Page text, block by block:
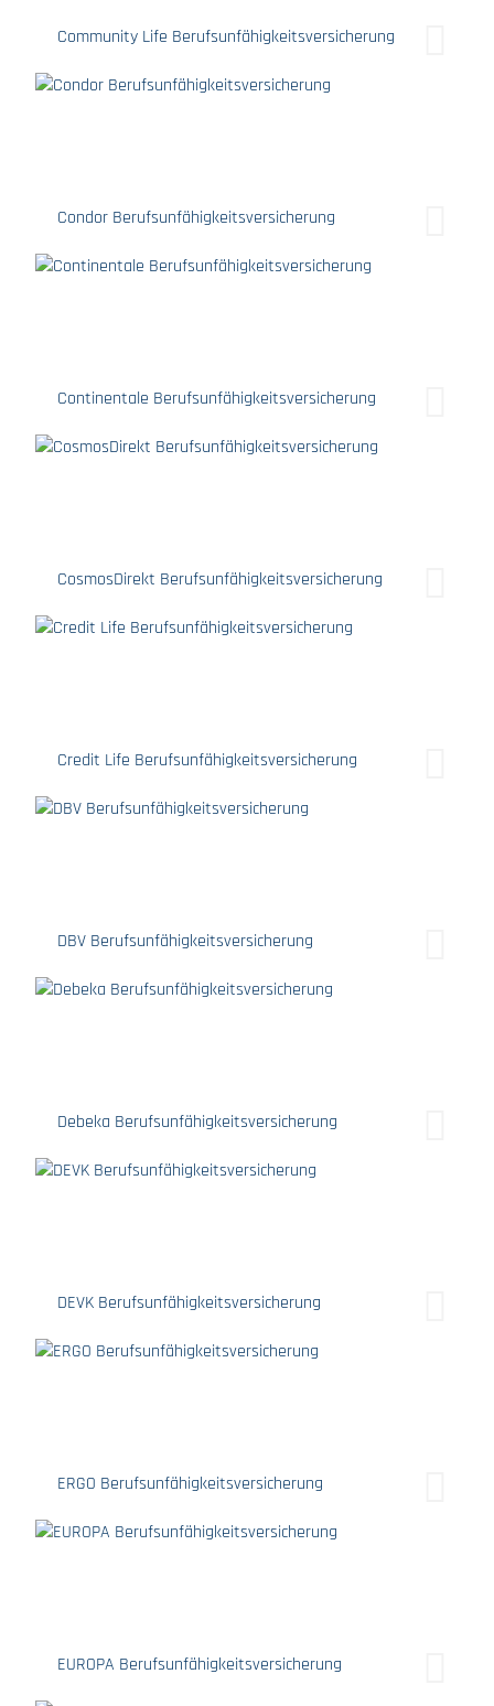
Community Life Berufsunfähigkeitsversicherung
Condor Berufsunfähigkeitsversicherung
Continentale Berufsunfähigkeitsversicherung
CosmosDirekt Berufsunfähigkeitsversicherung
Credit Life Berufsunfähigkeitsversicherung
DBV Berufsunfähigkeitsversicherung
Debeka Berufsunfähigkeitsversicherung
DEVK Berufsunfähigkeitsversicherung
ERGO Berufsunfähigkeitsversicherung
EUROPA Berufsunfähigkeitsversicherung